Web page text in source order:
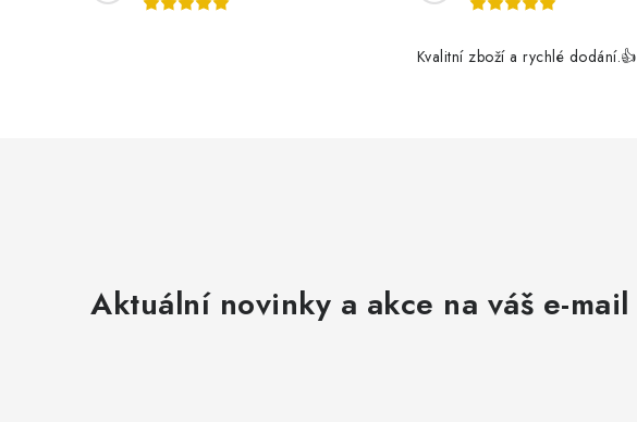
Kvalitní zboží a rychlé dodání.👍
Aktuální novinky a akce na váš e-mail